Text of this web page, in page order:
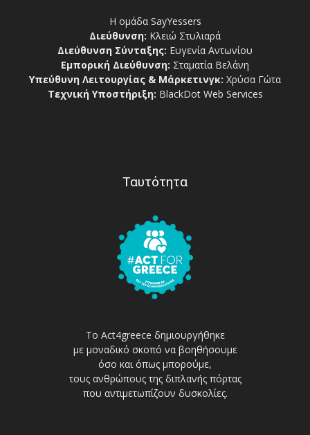
Η ομάδα SayYessers
Διεύθυνση: Κλειώ Στυλιαρά
Διεύθυνση Σύνταξης: Ευγενία Αντωνίου
Εμπορική Διεύθυνση: Σταματία Βελάνη
Υπεύθυνη Λειτουργίας & Μάρκετινγκ: Χρύσα Γώτα
Τεχνική Υποστήριξη: BlackDot Web Services
Ταυτότητα
Το Act4greece δημιουργήθηκε
με μοναδικό σκοπό να βοηθήσουμε
όσο και όπως μπορούμε,
τους ανθρώπους της διπλανής πόρτας
που αντιμετωπίζουν δυσκολίες.